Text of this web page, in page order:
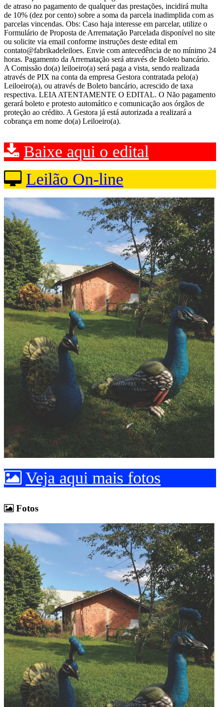
de atraso no pagamento de qualquer das prestações, incidirá multa
de 10% (dez por cento) sobre a soma da parcela inadimplida com as
parcelas vincendas. Obs: Caso haja interesse em parcelar, utilize o
Formulário de Proposta de Arrematação Parcelada disponível no site
ou solicite via email conforme instruções deste edital em
contato@fabrikadeleiloes. Envie com antecedência de no mínimo 24
horas. Pagamento da Arrematação será através de Boleto bancário.
A Comissão do(a) leiloeiro(a) será paga a vista, sendo realizada
através de PIX na conta da empresa Gestora contratada pelo(a)
Leiloeiro(a), ou através de Boleto bancário, acrescido de taxa
respectiva. LEIA ATENTAMENTE O EDITAL. O Não pagamento
gerará boleto e protesto automático e comunicação aos órgãos de
proteção ao crédito. A Gestora já está autorizada a realizará a
cobrança em nome do(a) Leiloeiro(a).
Baixe aqui o edital
Leilão On-line
Veja aqui mais fotos
Fotos